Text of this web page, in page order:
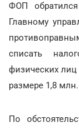
ФОП
Главному
списать
физических
размере 1,8
По